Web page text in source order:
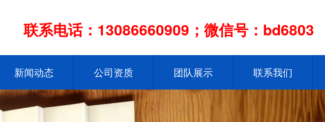
联系电话：13086660909；微信号：bd6803
新闻动态 公司资质 团队展示 联系我们